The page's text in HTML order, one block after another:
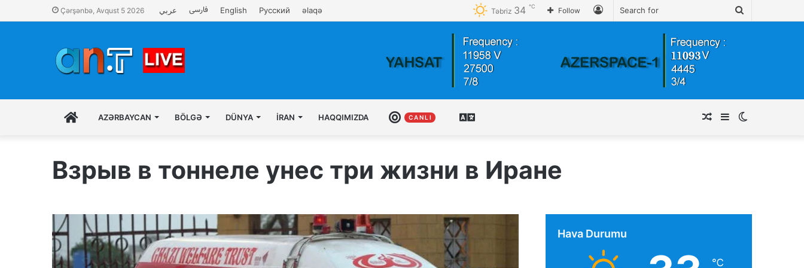
Çərşənbə, Avqust 5 2026 عربي فارسی English Русский əlaqə Follow
Təbriz 34 ℃
İLK AZƏRBAYCAN BÖLGƏ DÜNYA İRAN HAQQIMIZDA CANLI
C A N L I Sidebar
Random
Взрыв в тоннеле унес три жизни в Иране
Hava Durumu
℃